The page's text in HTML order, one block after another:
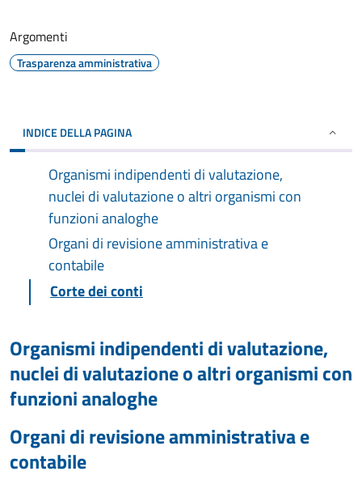
Argomenti
Trasparenza amministrativa
INDICE DELLA PAGINA
Organismi indipendenti di valutazione,
nuclei di valutazione o altri organismi con
funzioni analoghe
Organi di revisione amministrativa e
contabile
Corte dei conti
Organismi indipendenti di valutazione,
nuclei di valutazione o altri organismi con
funzioni analoghe
Organi di revisione amministrativa e
contabile